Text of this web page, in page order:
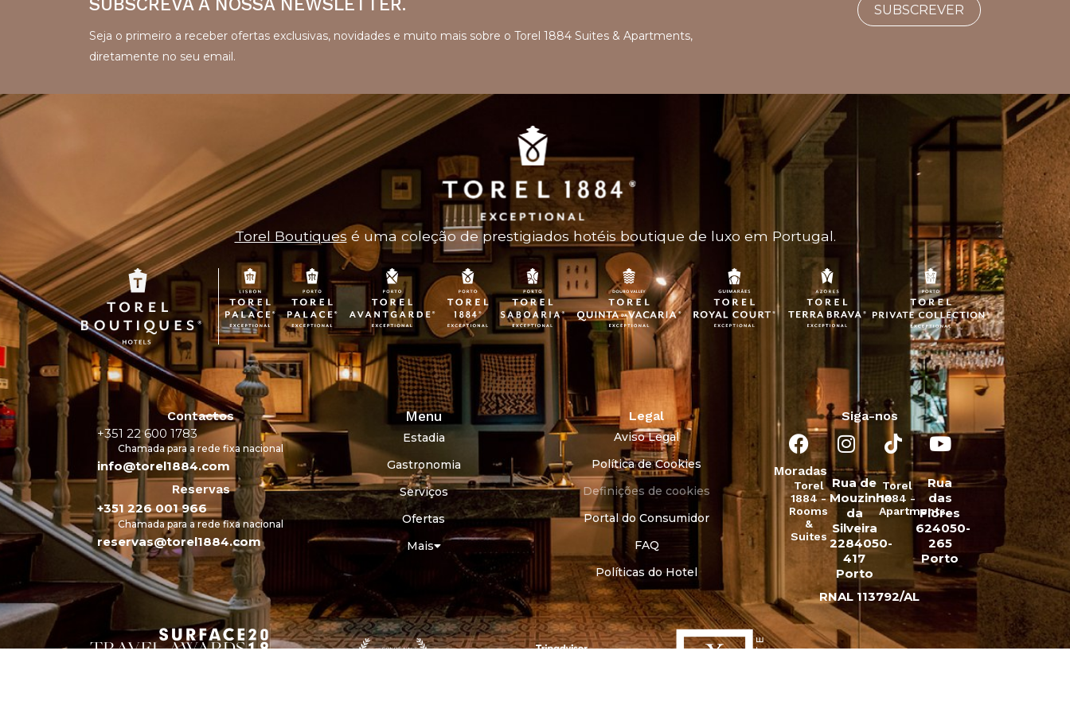
Seja o primeiro a receber ofertas exclusivas, novidades e muito mais sobre o Torel 1884 Suites & Apartments,
diretamente no seu email.
SUBSCREVER
Torel Boutiques é uma coleção de prestigiados hotéis boutique de luxo em Portugal.
Contactos
+351 22 600 1783
Chamada para a rede fixa nacional
info@torel1884.com
Reservas
+351 226 001 966
Chamada para a rede fixa nacional
reservas@torel1884.com
Menu
Estadia
Gastronomia
Serviços
Ofertas
Mais
Legal
Aviso Legal
Política de Cookies
Definições de cookies
Portal do Consumidor
FAQ
Políticas do Hotel
Siga-nos
Moradas
Torel
1884 -
Rooms
&
Suites
Rua de
Mouzinho
da
Silveira
2284050-
417
Porto
Torel
1884 -
Apartments
Rua
das
Flores
624050-
265
Porto
RNAL 113792/AL